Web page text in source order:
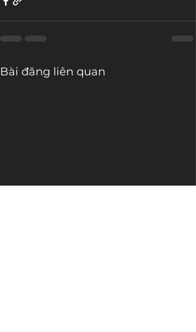
Bài đăng liên quan